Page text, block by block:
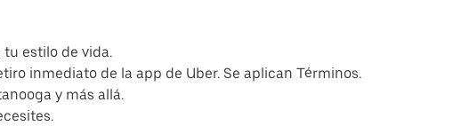
estilo de vida.
inmediato de la app de Uber. Se aplican Términos.
y más allá.